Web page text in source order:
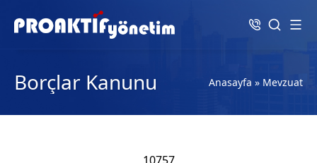
Borçlar Kanunu Anasayfa » Mevzuat